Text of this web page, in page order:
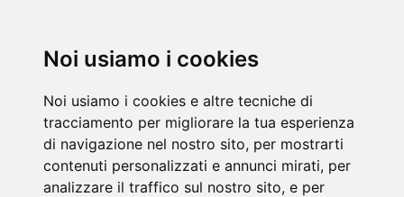
Noi usiamo i cookies
Noi usiamo i cookies e altre tecniche di
tracciamento per migliorare la tua esperienza
di navigazione nel nostro sito, per mostrarti
contenuti personalizzati e annunci mirati, per
analizzare il traffico sul nostro sito, e per